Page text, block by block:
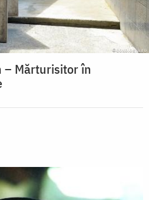
– Mărturisitor în